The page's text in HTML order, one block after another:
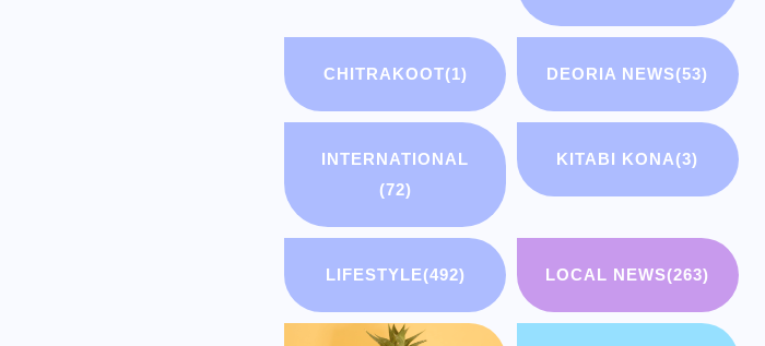
CHITRAKOOT(1) DEORIA NEWS(53)
INTERNATIONAL
(72)
KITABI KONA(3)
LIFESTYLE(492) LOCAL NEWS(263)